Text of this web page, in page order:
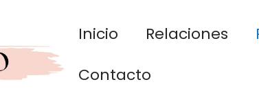
Inicio Relaciones
Contacto